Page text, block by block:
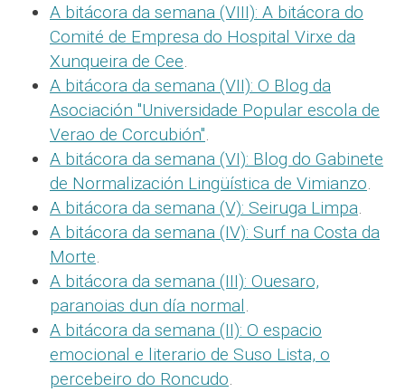
A bitácora da semana (VIII): A bitácora do
Comité de Empresa do Hospital Virxe da
Xunqueira de Cee.
A bitácora da semana (VII): O Blog da
Asociación "Universidade Popular escola de
Verao de Corcubión".
A bitácora da semana (VI): Blog do Gabinete
de Normalización Lingüística de Vimianzo.
A bitácora da semana (V): Seiruga Limpa.
A bitácora da semana (IV): Surf na Costa da
Morte.
A bitácora da semana (III): Ouesaro,
paranoias dun día normal.
A bitácora da semana (II): O espacio
emocional e literario de Suso Lista, o
percebeiro do Roncudo.